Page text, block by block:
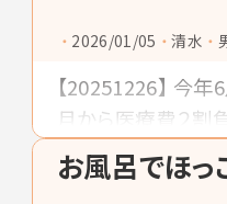
2026/01/05 清水
【20251226】 今年
月から医療費２割
下肢静脈瘤ｶﾃｰﾃﾙ
去」「右目眼底出血
お風呂でほ